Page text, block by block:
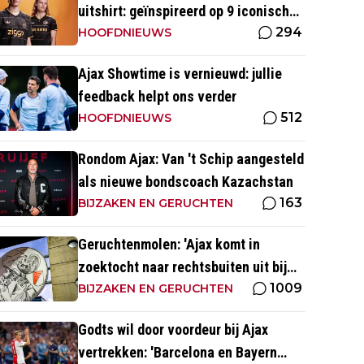
uitshirt: geïnspireerd op 9 iconische
momenten uit clubhistorie
HOOFDNIEUWS 294
Ajax Showtime is vernieuwd: jullie
feedback helpt ons verder
HOOFDNIEUWS 512
Rondom Ajax: Van 't Schip aangesteld
als nieuwe bondscoach Kazachstan
BIJZAKEN EN GERUCHTEN 163
Geruchtenmolen: 'Ajax komt in
zoektocht naar rechtsbuiten uit bij
Couto'
BIJZAKEN EN GERUCHTEN 1009
Godts wil door voordeur bij Ajax
vertrekken: 'Barcelona en Bayern